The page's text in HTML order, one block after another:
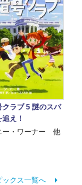
クラブ 5 謎のスパ
追え！
ー・ワーナー 他
ックス一覧へ